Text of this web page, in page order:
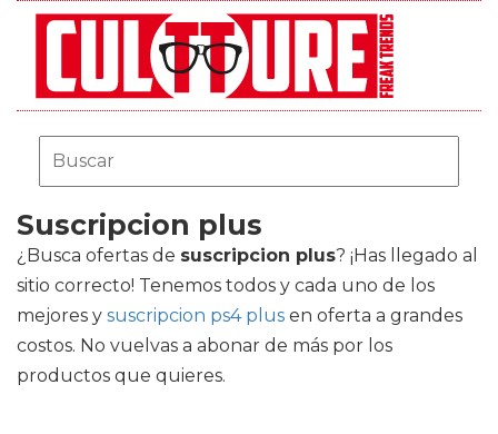
Suscripcion plus
¿Busca ofertas de suscripcion plus? ¡Has llegado al
sitio correcto! Tenemos todos y cada uno de los
mejores y suscripcion ps4 plus en oferta a grandes
costos. No vuelvas a abonar de más por los
productos que quieres.